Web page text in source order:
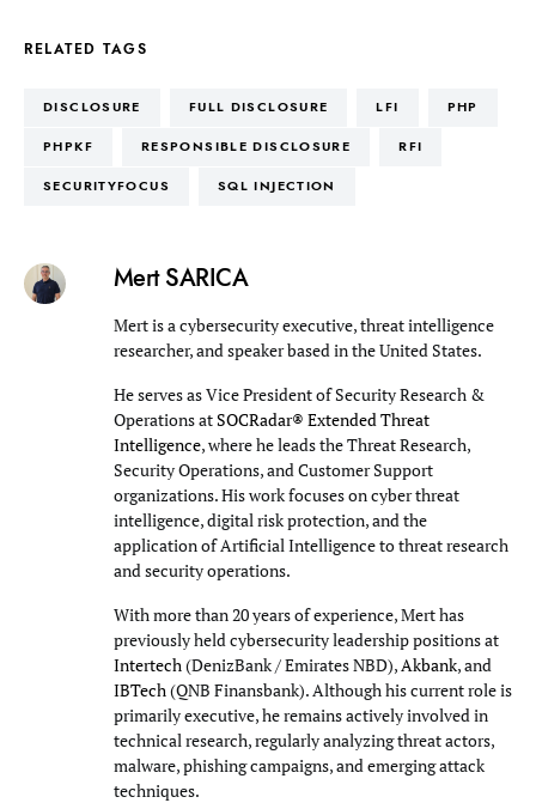
RELATED TAGS
DISCLOSURE FULL DISCLOSURE LFI PHP
PHPKF RESPONSIBLE DISCLOSURE RFI
SECURITYFOCUS SQL INJECTION
Mert SARICA
Mert is a cybersecurity executive, threat intelligence
researcher, and speaker based in the United States.
He serves as Vice President of Security Research &
Operations atSOCRadar® Extended Threat
Intelligence, where he leads the Threat Research,
Security Operations, and Customer Support
organizations. His work focuses on cyber threat
intelligence, digital risk protection, and the
application of Artificial Intelligence to threat research
and security operations.
With more than 20 years of experience, Mert has
previously held cybersecurity leadership positions at
Intertech (DenizBank / Emirates NBD), Akbank, and
IBTech (QNB Finansbank). Although his current role is
primarily executive, he remains actively involved in
technical research, regularly analyzing threat actors,
malware, phishing campaigns, and emerging attack
techniques.